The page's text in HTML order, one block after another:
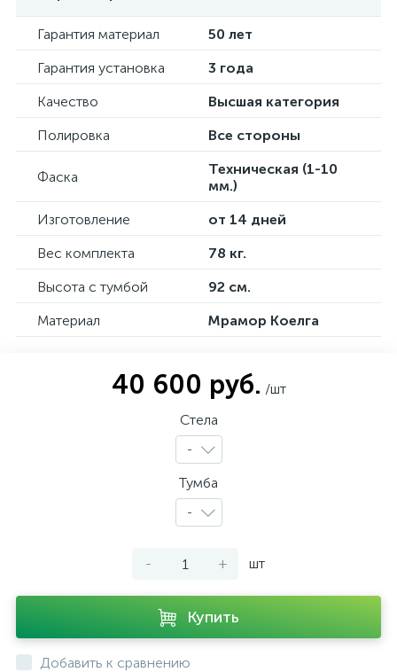
Гарантия материал
50 лет
Гарантия установка
3 года
Качество
Высшая категория
Полировка
Все стороны
Фаска
Техническая (1-10
мм.)
Изготовление
от 14 дней
Вес комплекта
78 кг.
Высота с тумбой
92 см.
Материал
Мрамор Коелга
40 600 руб. /шт
Стела
-
Тумба
-
- + шт
Купить
Добавить к сравнению